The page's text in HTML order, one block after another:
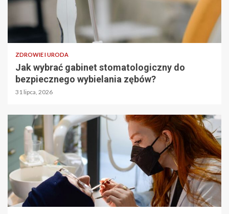
ZDROWIE I URODA
Jak wybrać gabinet stomatologiczny do
bezpiecznego wybielania zębów?
31 lipca, 2026